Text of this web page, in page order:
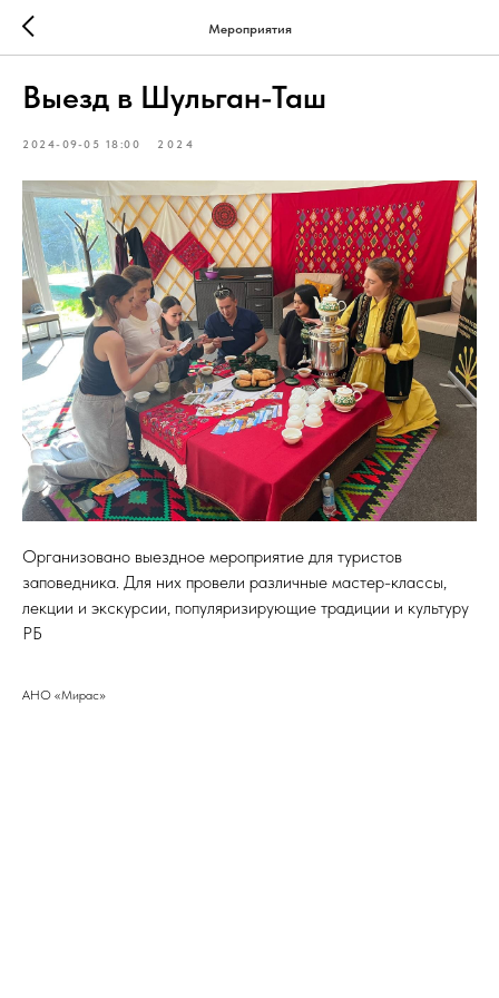
Мероприятия
Выезд в Шульган-Таш
2024-09-05 18:00 2024
Организовано выездное мероприятие для туристов
заповедника. Для них провели различные мастер-классы,
лекции и экскурсии, популяризирующие традиции и культуру
РБ
АНО «Мирас»